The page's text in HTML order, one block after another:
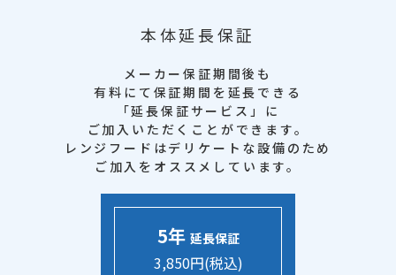
本体延長保証
メーカー保証期間後も
有料にて保証期間を延長できる
「延長保証サービス」に
ご加入いただくことができます。
レンジフードはデリケートな設備のため
ご加入をオススメしています。
5年 延長保証
3,850円(税込)